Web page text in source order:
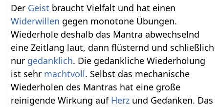
Der Geist braucht Vielfalt und hat einen
Widerwillen gegen monotone Übungen.
Wiederhole deshalb das Mantra abwechselnd
eine Zeitlang laut, dann flüsternd und schließlich
nur gedanklich. Die gedankliche Wiederholung
ist sehr machtvoll. Selbst das mechanische
Wiederholen des Mantras hat eine große
reinigende Wirkung auf Herz und Gedanken. Das